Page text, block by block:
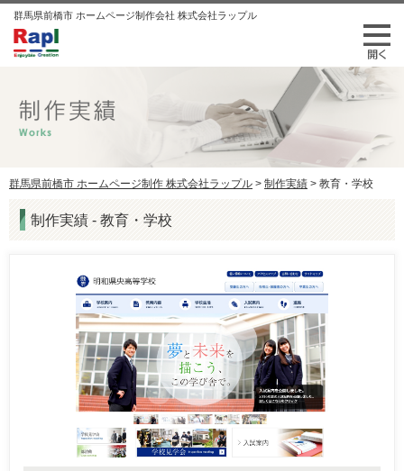
群馬県前橋市 ホームページ制作会社 株式会社ラップル
群馬県前橋市 ホームページ制作 株式会社ラップル > 制作実績 > 教育・学校
制作実績 - 教育・学校